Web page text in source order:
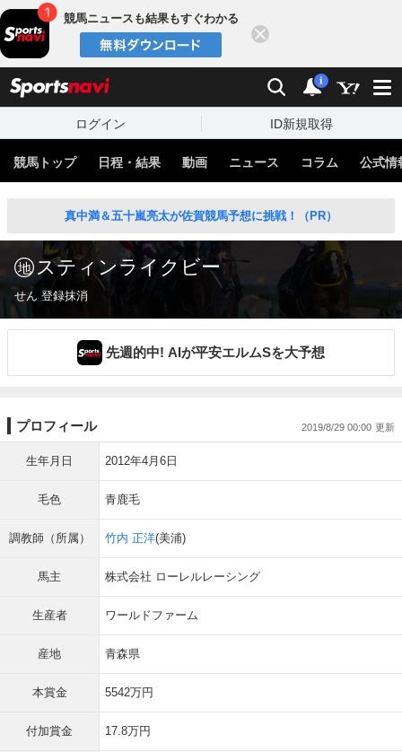
競馬ニュースも結果もすぐわかる
検索 通知
i
ログイン ID新規取得
競馬トップ 日程・結果 動画 ニュース コラム 公式情
真中満＆五十嵐亮太が佐賀競馬予想に挑戦！（PR）
スティンライクビー
せん 登録抹消
先週的中! AIが平安エルムSを大予想
プロフィール 2019/8/29 00:00
生年月日 2012年4月6日
毛色 青鹿毛
調教師（所属） 竹内 正洋(美浦)
馬主 株式会社 ローレルレーシング
生産者 ワールドファーム
産地 青森県
本賞金 5542万円
付加賞金 17.8万円